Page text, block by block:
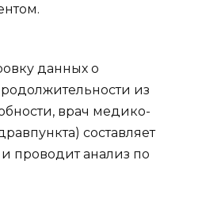
данных о
из
врач медико-
составляет
проводит анализ по